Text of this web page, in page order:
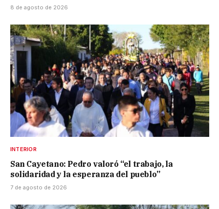
8 de agosto de 2026
INTERIOR
San Cayetano: Pedro valoró “el trabajo, la
solidaridad y la esperanza del pueblo”
7 de agosto de 2026